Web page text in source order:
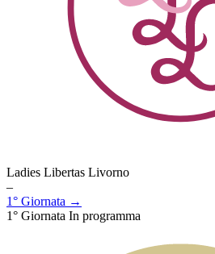
Ladies Libertas Livorno
–
1° Giornata →
1° Giornata In programma